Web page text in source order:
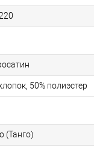
50% полиэстер
(Танго)